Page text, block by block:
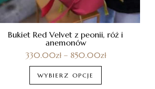
Bukiet Red Velvet z peonii, róż i
anemonów
330.00zł– 850.00zł
WYBIERZ OPCJE